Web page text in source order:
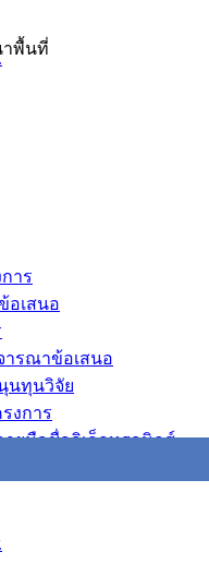
าพื้นที่
าร
อเสนอ
รณาข้อเสนอ
นทุนวิจัย
งการ
ยมือชื่ออิเล็กทรอนิกส์